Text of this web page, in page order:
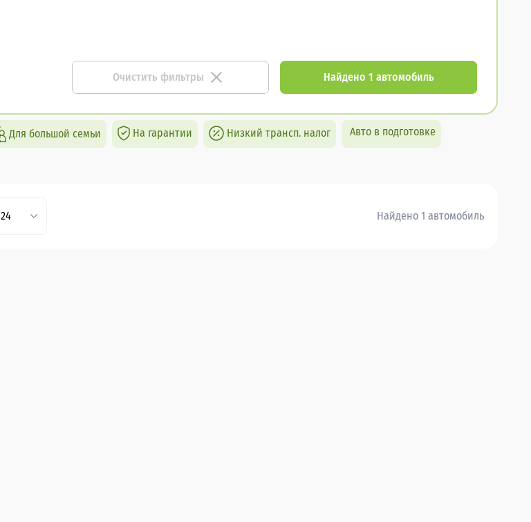
Очистить фильтры Найдено 1 автомобиль
Для большой семьи На гарантии Низкий трансп. налог Авто в подготовке
24 Найдено 1 автомобиль